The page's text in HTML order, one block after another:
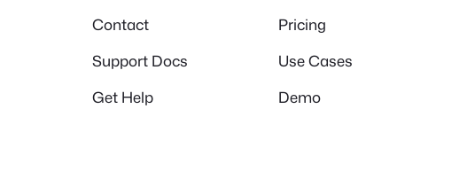
Contact
Support Docs
Get Help
Pricing
Use Cases
Demo